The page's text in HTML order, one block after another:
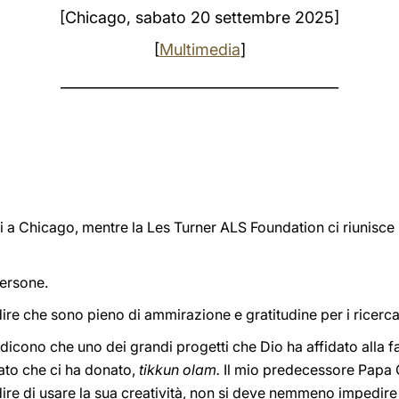
[Chicago, sabato 20 settembre 2025]
[Multimedia]
Chicago, mentre la Les Turner ALS Foundation ci riunisce
che sono pieno di ammirazione e gratitudine per i
che uno dei grandi progetti che Dio ha affidato alla
che ci ha donato, tikkun olam. Il mio predecessore Papa
di usare la sua creatività, non si deve nemmeno